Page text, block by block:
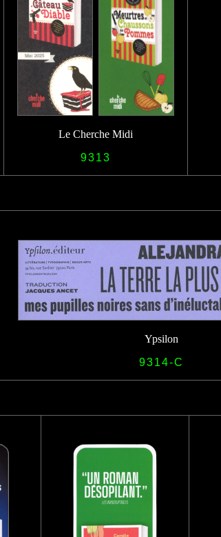
Le Cherche Midi
9313
Ypsilon
9314-C